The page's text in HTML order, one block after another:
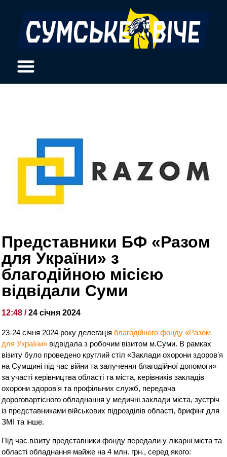
Представники БФ «Разом
для України» з
благодійною місією
відвідали Суми
12:48 /24 січня 2024
23-24 січня 2024 року делегаціяблагодійного фонду «Разом
для України» відвідала з робочим візитом м.Суми. В рамках
візиту було проведено круглий стіл «Заклади охорони здоровʼя
на Сумщині під час війни та залучення благодійної допомоги»
за участі керівництва області та міста, керівників закладів
охорони здоровʼя та профільних служб, передача
дороговартісного обладнання у медичні заклади міста, зустріч
із представниками військових підрозділів області, брифінг для
ЗМІ та інше.
Під час візиту представники фонду передали у лікарні міста та
області обладнання майже на 4 млн. грн., серед якого: